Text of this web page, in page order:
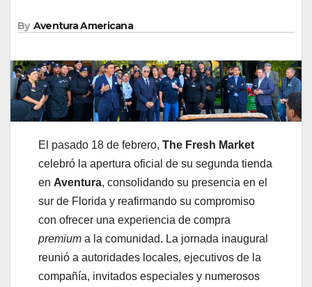
By Aventura Americana
El pasado 18 de febrero, The Fresh Market
celebró la apertura oficial de su segunda tienda
en Aventura, consolidando su presencia en el
sur de Florida y reafirmando su compromiso
con ofrecer una experiencia de compra
premium a la comunidad. La jornada inaugural
reunió a autoridades locales, ejecutivos de la
compañía, invitados especiales y numerosos